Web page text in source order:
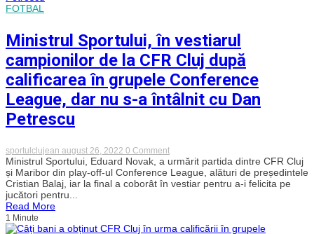
Slaviei
Praga!
FOTBAL
Ministrul Sportului, în vestiarul
campionilor de la CFR Cluj după
calificarea în grupele Conference
League, dar nu s-a întâlnit cu Dan
Petrescu
sportulclujean august 26, 2022 0 Commenton
Ministrul
Sportului,
în
vestiarul
CFR
Ministrul Sportului, Eduard Novak, a urmărit partida dintre CFR Cluj
și Maribor din play-off-ul Conference League, alături de președintele
Cristian Balaj, iar la final a coborât în vestiar pentru a-i felicita pe
jucători pentru...
Read More
1 Minute